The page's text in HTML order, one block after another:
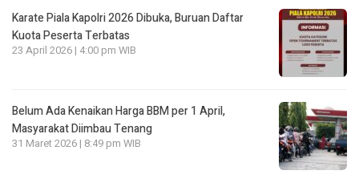
Karate Piala Kapolri 2026 Dibuka, Buruan Daftar
Kuota Peserta Terbatas
23 April 2026 | 4:00 pm WIB
Belum Ada Kenaikan Harga BBM per 1 April,
Masyarakat Diimbau Tenang
31 Maret 2026 | 8:49 pm WIB